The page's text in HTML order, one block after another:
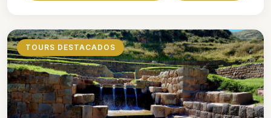
TOURS DESTACADOS